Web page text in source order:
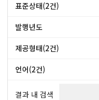
표준상태(2건)
표준 (2건)
발행년도
제공형태(2건)
바인더 (2건)
언어(2건)
기타 (2건)
결과 내 검색